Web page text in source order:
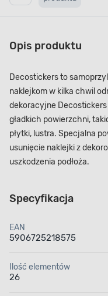
Opis produktu
Decostickers to
naklejkom w kilka chwil
dekoracyjne
gładkich powierzchni,
płytki, lustra. Specjalna
usunięcie naklejki z
uszkodzenia podłoża.
Specyfikacja
EAN
5906725218575
Ilość elementów
26